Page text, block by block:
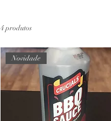
4 produtos
Novidade